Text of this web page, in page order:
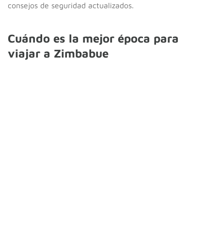
consejos de seguridad actualizados.
Cuándo es la mejor época para
viajar a Zimbabue